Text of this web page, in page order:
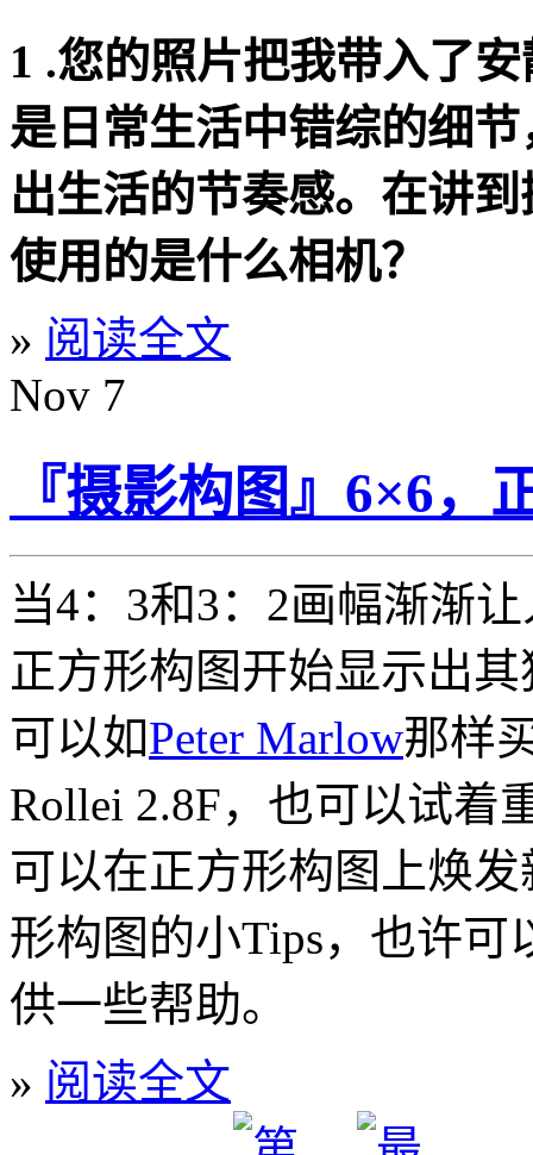
1 .您的照片把我带入了
是日常生活中错综的细
出生活的节奏感。在讲
使用的是什么相机？
» 阅读全文
Nov 7
『摄影构图』6×6，
当4：3和3：2画幅渐渐
正方形构图开始显示出
可以如Peter Marlow那样
Rollei 2.8F，也可以试着
可以在正方形构图上焕
形构图的小Tips，也许
供一些帮助。
» 阅读全文